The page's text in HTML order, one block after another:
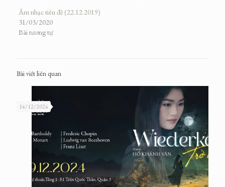
Âm nhạc tiêu đề (22.12.2019)
31/03/2020
Bài tương tự
Bài viết liên quan
14/12/2024